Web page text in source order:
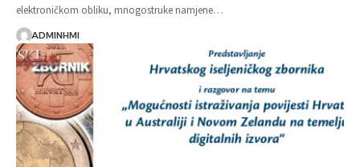
elektroničkom obliku, mnogostruke namjene…
ADMINHMI